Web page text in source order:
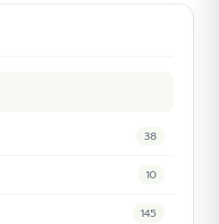
38
10
145